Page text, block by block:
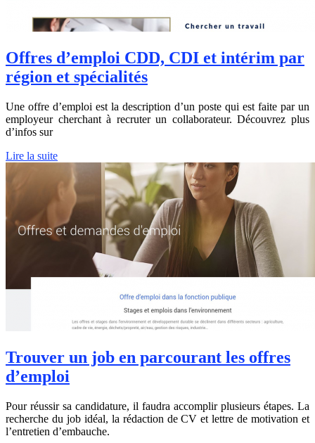
Offres d’emploi CDD, CDI et intérim par
région et spécialités
Une offre d’emploi est la description d’un poste qui est faite par un
employeur cherchant à recruter un collaborateur. Découvrez plus
d’infos sur
Lire la suite
Trouver un job en parcourant les offres
d’emploi
Pour réussir sa candidature, il faudra accomplir plusieurs étapes. La
recherche du job idéal, la rédaction de CV et lettre de motivation et
l’entretien d’embauche.